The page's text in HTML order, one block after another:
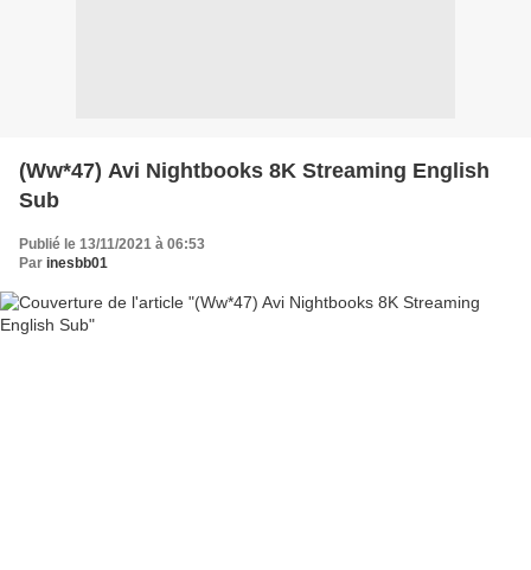
(Ww*47) Avi Nightbooks 8K Streaming English
Sub
Publié le 13/11/2021 à 06:53
Par inesbb01